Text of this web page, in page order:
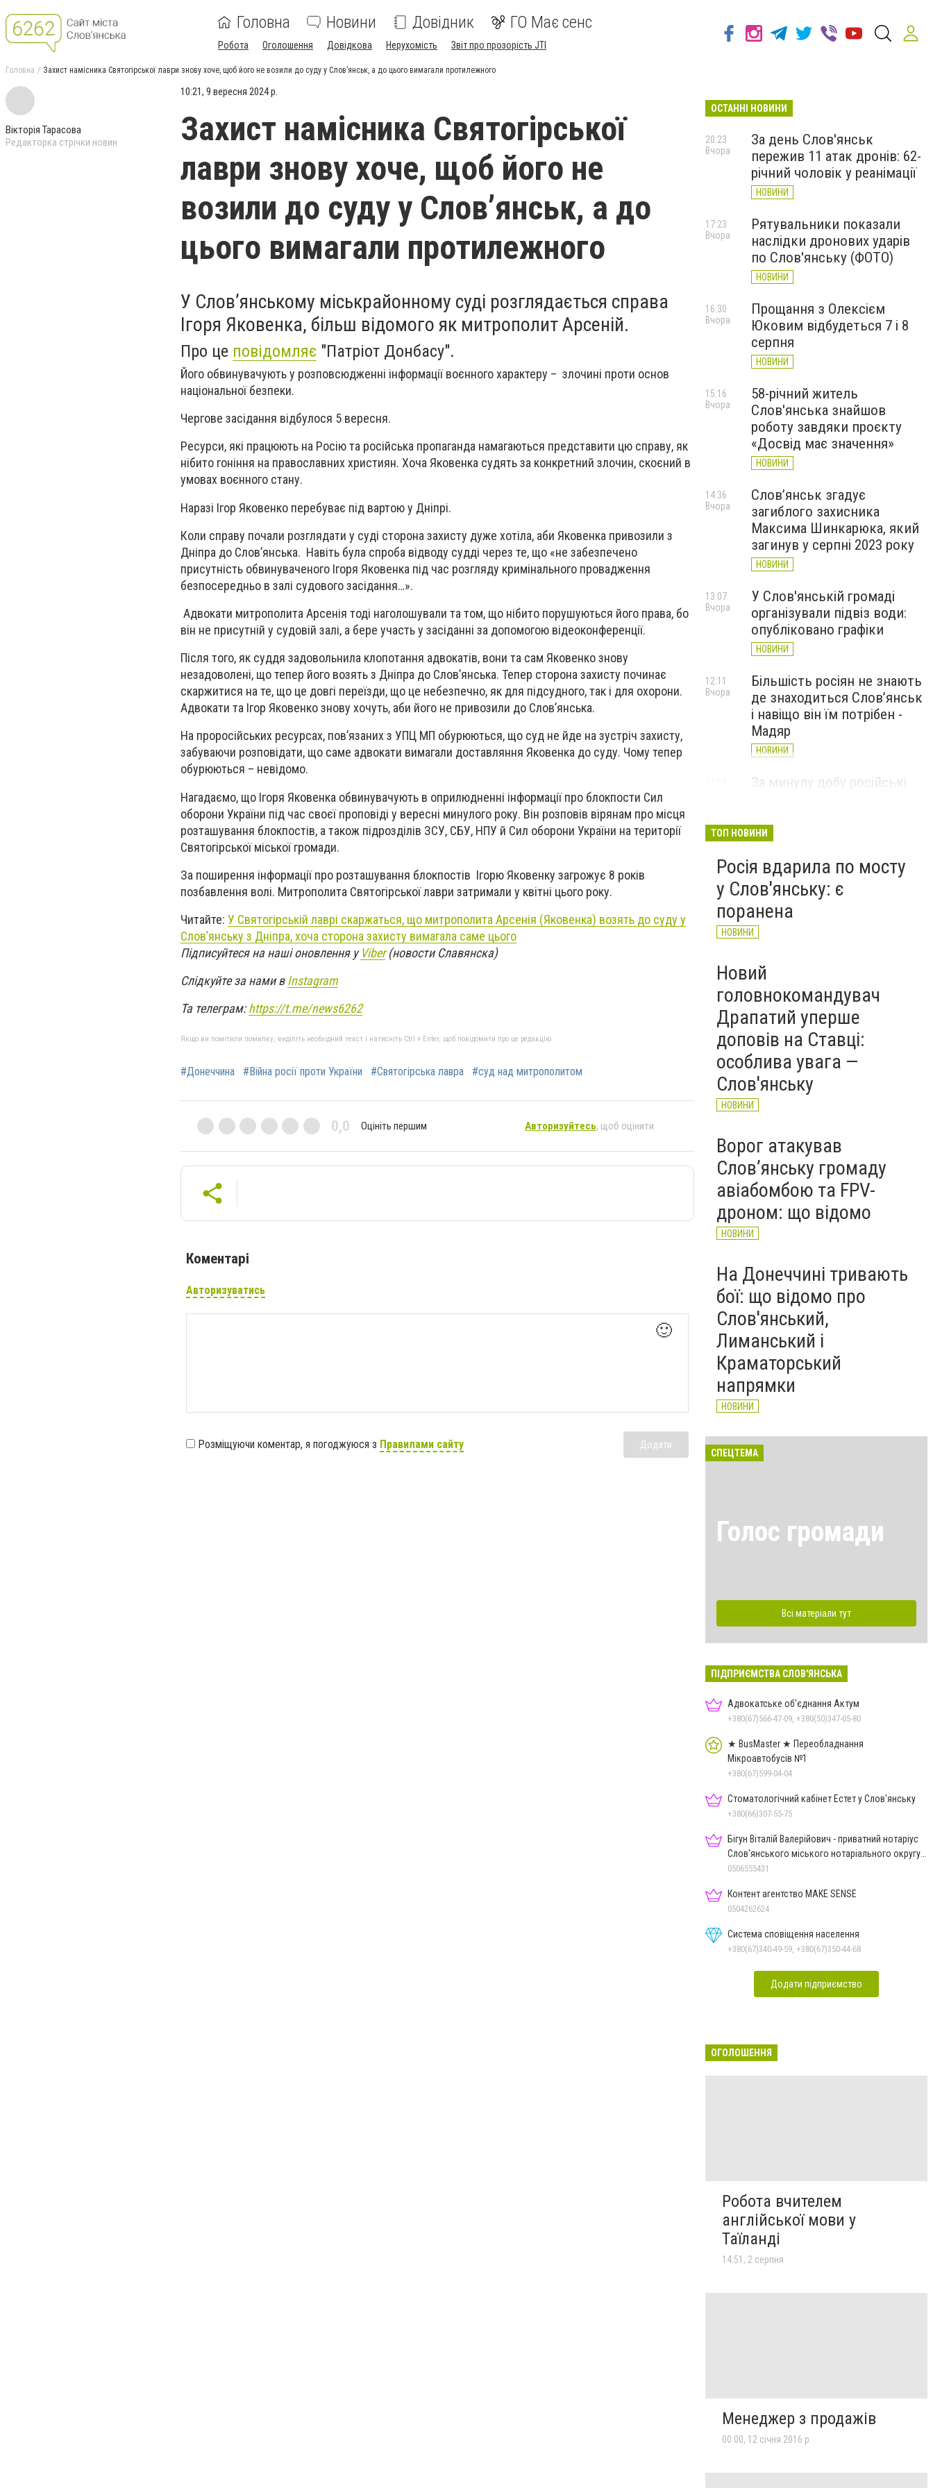
Головна Новини Довідник ГО Має сенс
Робота Оголошення Довідкова Нерухомість Звіт про прозорість JTI
Головна Захист намісника Святогірської лаври знову хоче, щоб його не возили до суду у Слов’янськ, а до цього вимагали протилежного
Вікторія Тарасова
Редакторка стрічки новин
10:21, 9 вересня 2024 р.
Захист намісника Святогірської
лаври знову хоче, щоб його не
возили до суду у Слов’янськ, а до
цього вимагали протилежного
У Слов’янському міськрайонному суді розглядається справа
Ігоря Яковенка, більш відомого як митрополит Арсеній.
Про це повідомляє "Патріот Донбасу".
Його обвинувачують у розповсюдженні інформації воєнного характеру – злочині проти основ
національної безпеки.
Чергове засідання відбулося 5 вересня.
Ресурси, які працюють на Росію та російська пропаганда намагаються представити цю справу, як
нібито гоніння на православних християн. Хоча Яковенка судять за конкретний злочин, скоєний в
умовах воєнного стану.
Наразі Ігор Яковенко перебуває під вартою у Дніпрі.
Коли справу почали розглядати у суді сторона захисту дуже хотіла, аби Яковенка привозили з
Дніпра до Слов’янська. Навіть була спроба відводу судді через те, що «не забезпечено
присутність обвинуваченого Ігоря Яковенка під час розгляду кримінального провадження
безпосередньо в залі судового засідання…».
Адвокати митрополита Арсенія тоді наголошували та том, що нібито порушуються його права, бо
він не присутній у судовій залі, а бере участь у засіданні за допомогою відеоконференції.
Після того, як суддя задовольнила клопотання адвокатів, вони та сам Яковенко знову
незадоволені, що тепер його возять з Дніпра до Слов’янська. Тепер сторона захисту починає
скаржитися на те, що це довгі переїзди, що це небезпечно, як для підсудного, так і для охорони.
Адвокати та Ігор Яковенко знову хочуть, аби його не привозили до Слов’янська.
На проросійських ресурсах, пов’язаних з УПЦ МП обурюються, що суд не йде на зустріч захисту,
забуваючи розповідати, що саме адвокати вимагали доставляння Яковенка до суду. Чому тепер
обурюються – невідомо.
Нагадаємо, що Ігоря Яковенка обвинувачують в оприлюдненні інформації про блокпости Сил
оборони України під час своєї проповіді у вересні минулого року. Він розповів вірянам про місця
розташування блокпостів, а також підрозділів ЗСУ, СБУ, НПУ й Сил оборони України на території
Святогірської міської громади.
За поширення інформації про розташування блокпостів Ігорю Яковенку загрожує 8 років
позбавлення волі. Митрополита Святогірської лаври затримали у квітні цього року.
Читайте: У Святогірській лаврі скаржаться, що митрополита Арсенія (Яковенка) возять до суду у
Слов’янську з Дніпра, хоча сторона захисту вимагала саме цього
Підписуйтеся на наші оновлення уViber(новости Славянска)
Слідкуйте за нами вInstagram
Та телеграм:https://t.me/news6262
Якщо ви помітили помилку, виділіть необхідний текст і натисніть Ctrl + Enter, щоб повідомити про це редакцію
#Донеччина #Війна росії проти України #Святогірська лавра #суд над митрополитом
0,0 Оцініть першим Авторизуйтесь, щоб оцінити
Коментарі
Авторизуватись
🙂
Розміщуючи коментар, я погоджуюся з Правилами сайту Додати
ОСТАННІ НОВИНИ
За день Слов'янськ
пережив 11 атак дронів: 62-
річний чоловік у реанімації
НОВИНИ
20:23
Вчора
Рятувальники показали
наслідки дронових ударів
по Слов'янську (ФОТО)
НОВИНИ
17:23
Вчора
Прощання з Олексієм
Юковим відбудеться 7 і 8
серпня
НОВИНИ
16:30
Вчора
58-річний житель
Слов'янська знайшов
роботу завдяки проєкту
«Досвід має значення»
НОВИНИ
15:16
Вчора
Слов’янськ згадує
загиблого захисника
Максима Шинкарюка, який
загинув у серпні 2023 року
НОВИНИ
14:36
Вчора
У Слов'янській громаді
організували підвіз води:
опубліковано графіки
НОВИНИ
13:07
Вчора
Більшість росіян не знають
де знаходиться Слов’янськ
і навіщо він їм потрібен -
Мадяр
НОВИНИ
12:11
Вчора
За минулу добу російські
великої війни: 6 серпня
ТОП НОВИНИ
Росія вдарила по мосту
у Слов'янську: є
поранена
НОВИНИ
Новий
головнокомандувач
Драпатий уперше
доповів на Ставці:
особлива увага —
Слов'янську
НОВИНИ
Ворог атакував
Слов’янську громаду
авіабомбою та FPV-
дроном: що відомо
НОВИНИ
На Донеччині тривають
бої: що відомо про
Слов'янський,
Лиманський і
Краматорський
напрямки
НОВИНИ
СПЕЦТЕМА
Голос громади
Всі матеріали тут
ПІДПРИЄМСТВА СЛОВ'ЯНСЬКА
Адвокатське об'єднання Актум
+380(67)566-47-09, +380(50)347-05-80
★ BusMaster ★ Переобладнання
Мікроавтобусів №1
+380(67)599-04-04
Стоматологічний кабінет Естет у Слов'янську
+380(66)307-55-75
Бігун Віталій Валерійович - приватний нотаріус
Слов'янського міського нотаріального округу
Дон.обл.
0506555431
Контент агентство MAKE SENSE
0504262624
Система сповіщення населення
+380(67)340-49-59, +380(67)350-44-68
Додати підприємство
ОГОЛОШЕННЯ
Робота вчителем
англійської мови у
Таїланді
14:51, 2 серпня
Менеджер з продажів
00:00, 12 січня 2016 р.